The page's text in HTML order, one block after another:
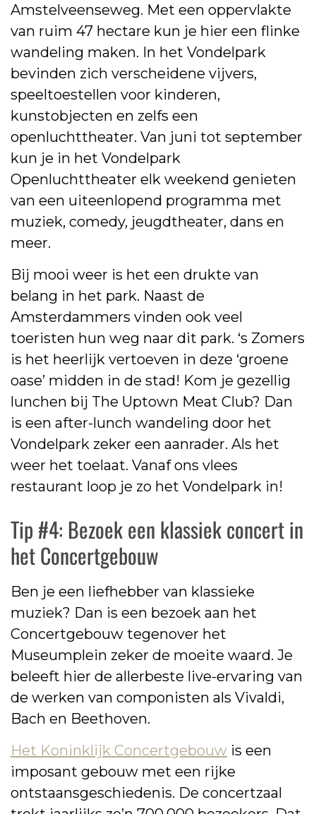
Amstelveenseweg. Met een oppervlakte
van ruim 47 hectare kun je hier een flinke
wandeling maken. In het Vondelpark
bevinden zich verscheidene vijvers,
speeltoestellen voor kinderen,
kunstobjecten en zelfs een
openluchttheater. Van juni tot september
kun je in het Vondelpark
Openluchttheater elk weekend genieten
van een uiteenlopend programma met
muziek, comedy, jeugdtheater, dans en
meer.
Bij mooi weer is het een drukte van
belang in het park. Naast de
Amsterdammers vinden ook veel
toeristen hun weg naar dit park. ‘s Zomers
is het heerlijk vertoeven in deze ‘groene
oase’ midden in de stad! Kom je gezellig
lunchen bij The Uptown Meat Club? Dan
is een after-lunch wandeling door het
Vondelpark zeker een aanrader. Als het
weer het toelaat. Vanaf ons vlees
restaurant loop je zo het Vondelpark in!
Tip #4: Bezoek een klassiek concert in
het Concertgebouw
Ben je een liefhebber van klassieke
muziek? Dan is een bezoek aan het
Concertgebouw tegenover het
Museumplein zeker de moeite waard. Je
beleeft hier de allerbeste live-ervaring van
de werken van componisten als Vivaldi,
Bach en Beethoven.
Het Koninklijk Concertgebouw is een
imposant gebouw met een rijke
ontstaansgeschiedenis. De concertzaal